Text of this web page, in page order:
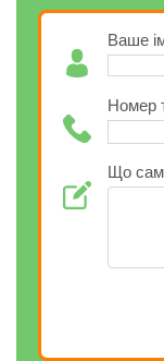
Ваше
Номер
Що